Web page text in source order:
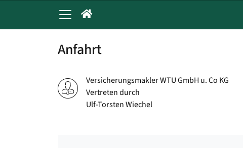
Anfahrt
Versicherungsmakler WTU GmbH u. Co KG
Vertreten durch
Ulf-Torsten Wiechel